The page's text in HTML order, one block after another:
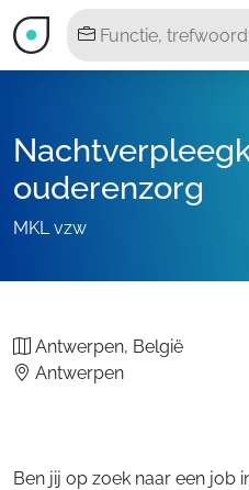
ouderenzorg
MKL vzw
Antwerpen, België
Antwerpen
Ben jij op zoek naar een job